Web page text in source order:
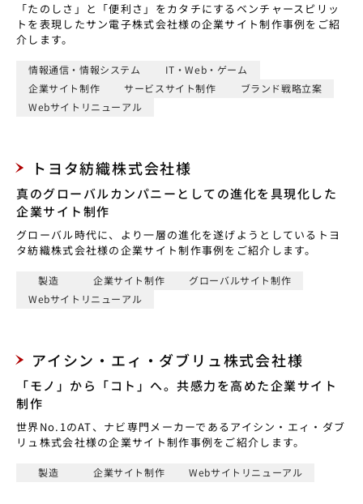
「たのしさ」と「便利さ」をカタチにするベンチャースピリッ
トを表現したサン電子株式会社様の企業サイト制作事例をご紹
介します。
情報通信・情報システム
IT・Web・ゲーム
企業サイト制作
サービスサイト制作
ブランド戦略立案
Webサイトリニューアル
トヨタ紡織株式会社様
真のグローバルカンパニーとしての進化を具現化した
企業サイト制作
グローバル時代に、より一層の進化を遂げようとしているトヨ
タ紡織株式会社様の企業サイト制作事例をご紹介します。
製造 企業サイト制作
グローバルサイト制作
Webサイトリニューアル
アイシン・エィ・ダブリュ株式会社様
「モノ」から「コト」へ。共感力を高めた企業サイト
制作
世界No.1のAT、ナビ専門メーカーであるアイシン・エィ・ダブ
リュ株式会社様の企業サイト制作事例をご紹介します。
製造 企業サイト制作 Webサイトリニューアル